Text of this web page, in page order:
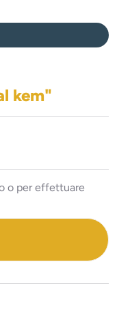
kem"
o per effettuare